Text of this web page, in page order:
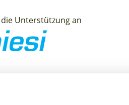
Unterstützung an